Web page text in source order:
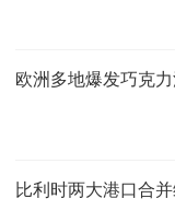
欧洲多地爆发巧克
比利时两大港口合